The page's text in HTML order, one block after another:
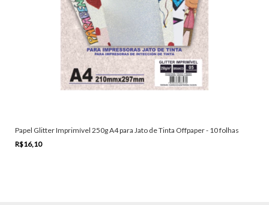
Papel Glitter Imprimível 250g A4 para Jato de Tinta Offpaper - 10 folhas
R$16,10